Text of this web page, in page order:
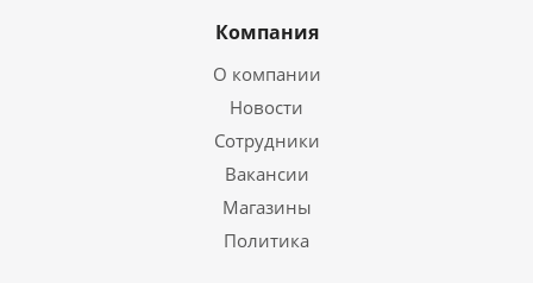
Компания
О компании
Новости
Сотрудники
Вакансии
Магазины
Политика